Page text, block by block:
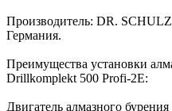
Производитель: DR.
Германия.
Преимущества установки
Drillkomplekt 500 Profi-2E:
Двигатель алмазного